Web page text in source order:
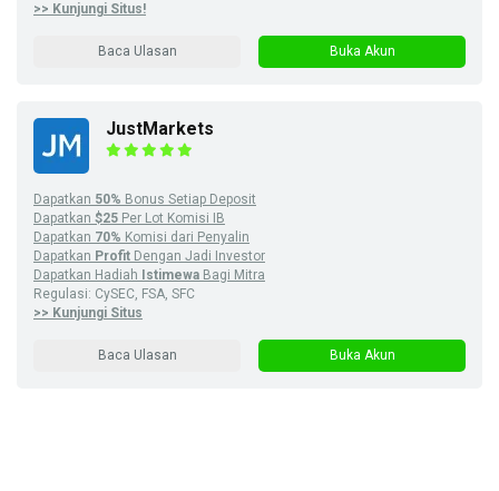
>> Kunjungi Situs!
Baca Ulasan Buka Akun
JustMarkets
Dapatkan 50% Bonus Setiap Deposit
Dapatkan $25 Per Lot Komisi IB
Dapatkan 70% Komisi dari Penyalin
Dapatkan Profit Dengan Jadi Investor
Dapatkan Hadiah
Istimewa Bagi Mitra
Regulasi: CySEC, FSA, SFC
>> Kunjungi Situs
Baca Ulasan Buka Akun